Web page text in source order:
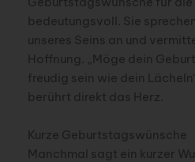
bedeutungsvoll. Sie
unseres Seins an und
Hoffnung. „Möge dein
freudig sein wie dein
berührt direkt das Herz.
Kurze Geburtstagswünsche
Manchmal sagt ein kurzer